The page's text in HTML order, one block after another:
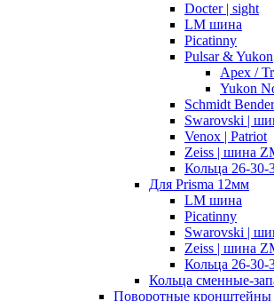
Docter | sight
LM шина
Picatinny
Pulsar & Yukon
Apex /
Yukon
Schmidt
Swarovski |
Venox | Patriot
Zeiss | шина
Кольца 26-
Для Prisma 12мм
LM шина
Picatinny
Swarovski |
Zeiss | шина
Кольца 26-
Кольца сменные-
Поворотные кронштейны